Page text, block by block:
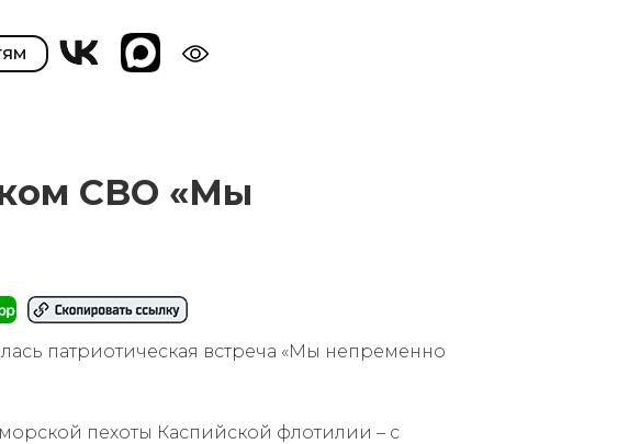
СВО «Мы
патриотическая встреча «Мы непременно
пехоты Каспийской флотилии – с